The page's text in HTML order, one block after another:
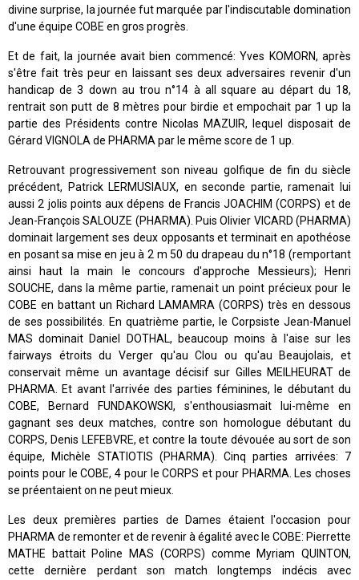
divine surprise, la journée fut marquée par l'indiscutable domination
d'une équipe COBE en gros progrès.
Et de fait, la journée avait bien commencé: Yves KOMORN, après
s'être fait très peur en laissant ses deux adversaires revenir d'un
handicap de 3 down au trou n°14 à all square au départ du 18,
rentrait son putt de 8 mètres pour birdie et empochait par 1 up la
partie des Présidents contre Nicolas MAZUIR, lequel disposait de
Gérard VIGNOLA de PHARMA par le même score de 1 up.
Retrouvant progressivement son niveau golfique de fin du siècle
précédent, Patrick LERMUSIAUX, en seconde partie, ramenait lui
aussi 2 jolis points aux dépens de Francis JOACHIM (CORPS) et de
Jean-François SALOUZE (PHARMA). Puis Olivier VICARD (PHARMA)
dominait largement ses deux opposants et terminait en apothéose
en posant sa mise en jeu à 2 m 50 du drapeau du n°18 (remportant
ainsi haut la main le concours d'approche Messieurs); Henri
SOUCHE, dans la même partie, ramenait un point précieux pour le
COBE en battant un Richard LAMAMRA (CORPS) très en dessous
de ses possibilités. En quatrième partie, le Corpsiste Jean-Manuel
MAS dominait Daniel DOTHAL, beaucoup moins à l'aise sur les
fairways étroits du Verger qu'au Clou ou qu'au Beaujolais, et
conservait même un avantage décisif sur Gilles MEILHEURAT de
PHARMA. Et avant l'arrivée des parties féminines, le débutant du
COBE, Bernard FUNDAKOWSKI, s'enthousiasmait lui-même en
gagnant ses deux matches, contre son homologue débutant du
CORPS, Denis LEFEBVRE, et contre la toute dévouée au sort de son
équipe, Michèle STATIOTIS (PHARMA). Cinq parties arrivées: 7
points pour le COBE, 4 pour le CORPS et pour PHARMA. Les choses
se préentaient on ne peut mieux.
Les deux premières parties de Dames étaient l'occasion pour
PHARMA de remonter et de revenir à égalité avec le COBE: Pierrette
MATHE battait Poline MAS (CORPS) comme Myriam QUINTON,
cette dernière perdant son match longtemps indécis avec